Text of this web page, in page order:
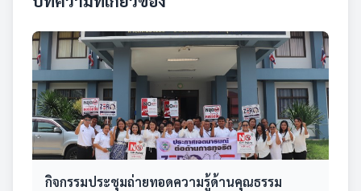
กิจกรรมประชุมถ่ายทอดความรู้ด้านคุณธรรม